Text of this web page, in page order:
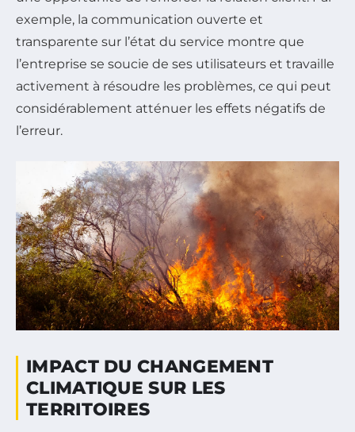
exemple, la communication ouverte et
transparente sur l’état du service montre que
l’entreprise se soucie de ses utilisateurs et travaille
activement à résoudre les problèmes, ce qui peut
considérablement atténuer les effets négatifs de
l’erreur.
IMPACT DU CHANGEMENT
CLIMATIQUE SUR LES
TERRITOIRES